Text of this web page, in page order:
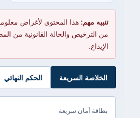
تنبيه مهم: هذا المحتوى لأغراض
من الترخيص والحالة القانونية من
الإيداع.
الخلاصة السريعة الحكم النهائي
بطاقة أمان سريعة